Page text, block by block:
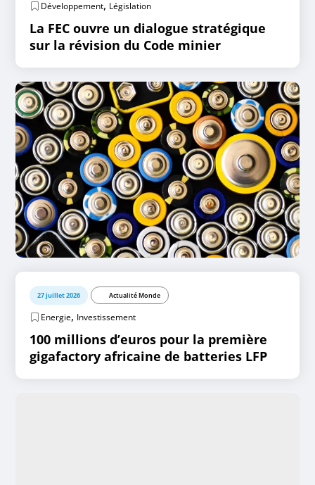
Développement, Législation
La FEC ouvre un dialogue stratégique
sur la révision du Code minier
27 juillet 2026 Actualité Monde
Energie, Investissement
100 millions d’euros pour la première
gigafactory africaine de batteries LFP